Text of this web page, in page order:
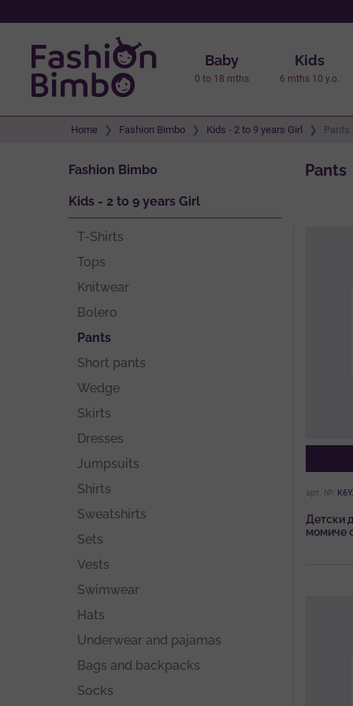
Baby
0 to 18 mths
Kids
6 mths 10 y.o.
Home Fashion Bimbo Kids - 2 to 9 years Girl Pants
Fashion Bimbo
Kids - 2 to 9 years Girl
T-Shirts
Tops
Knitwear
Bolero
Pants
Short pants
Wedge
Skirts
Dresses
Jumpsuits
Shirts
Sweatshirts
Sets
Vests
Swimwear
Hats
Underwear and pajamas
Bags and backpacks
Socks
Pants
арт. №:
Детски
момиче